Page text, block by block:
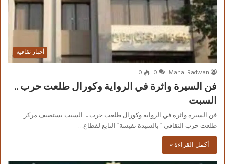
أخبار ثقافية
Manal Radwan
0
0
فن السيرة واثرة في الرواية وكورال طلعت حرب ..
السبت
فن السيرة واثرة في الرواية وكورال طلعت حرب .. السبت يستضيف مركز
طلعت حرب الثقافي ” بالسيدة نفيسة” التابع لقطاع…
أكمل القراءة »